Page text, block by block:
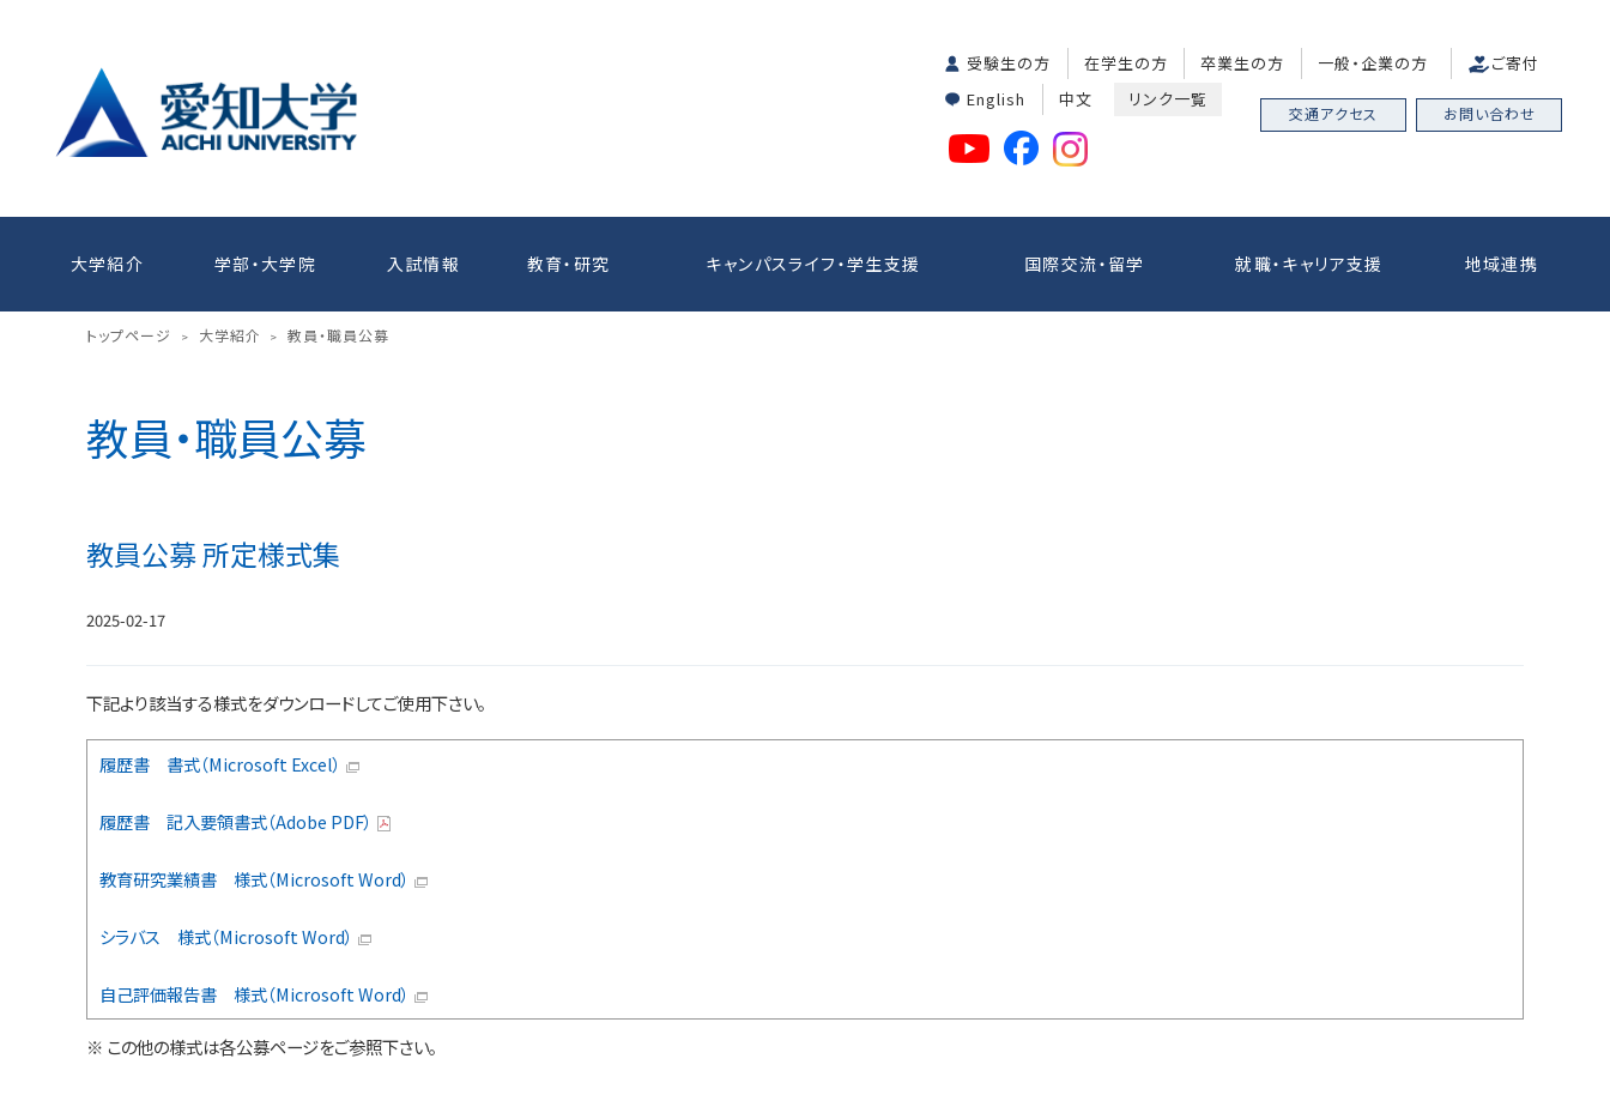
受験生の方 在学生の方 卒業生の方 一般・企業の方
ご寄付
English
中文 リンク一覧
交通アクセス お問い合わせ
大学紹介 学部・大学院 入試情報 教育・研究 キャンパスライフ・学生支援 国際交流・留学 就職・キャリア支援 地域連携
トップページ > 大学紹介 > 教員・職員公募
教員・職員公募
教員公募 所定様式集
2025-02-17
下記より該当する様式をダウンロードしてご使用下さい。
履歴書 書式（Microsoft Excel）
履歴書 記入要領書式（Adobe PDF）
教育研究業績書 様式（Microsoft Word）
シラバス 様式（Microsoft Word）
自己評価報告書 様式（Microsoft Word）
※ この他の様式は各公募ページをご参照下さい。